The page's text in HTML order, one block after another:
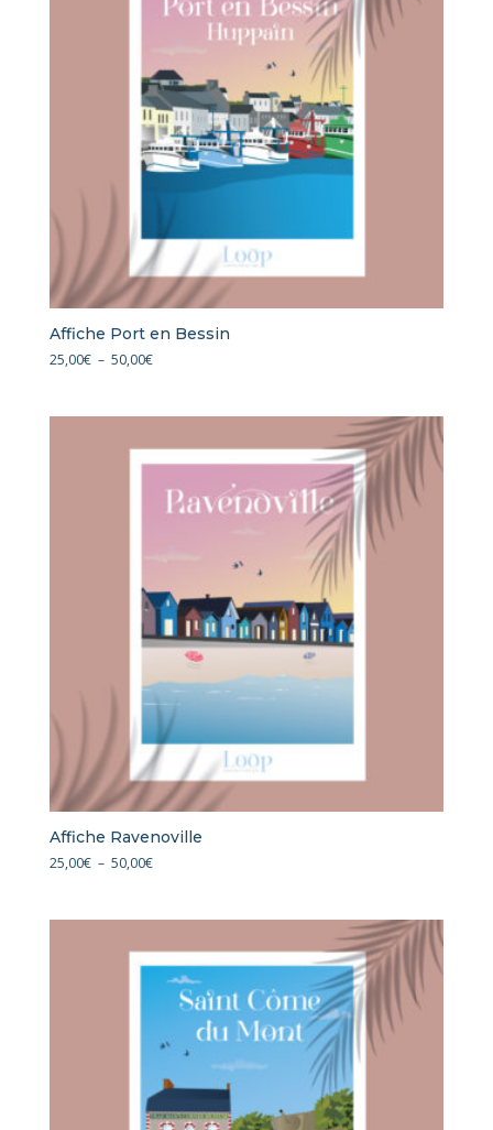
Affiche Port en Bessin
25,00€ – 50,00€Plage
à
50,00€
Affiche Ravenoville
25,00€ – 50,00€Plage
à
50,00€